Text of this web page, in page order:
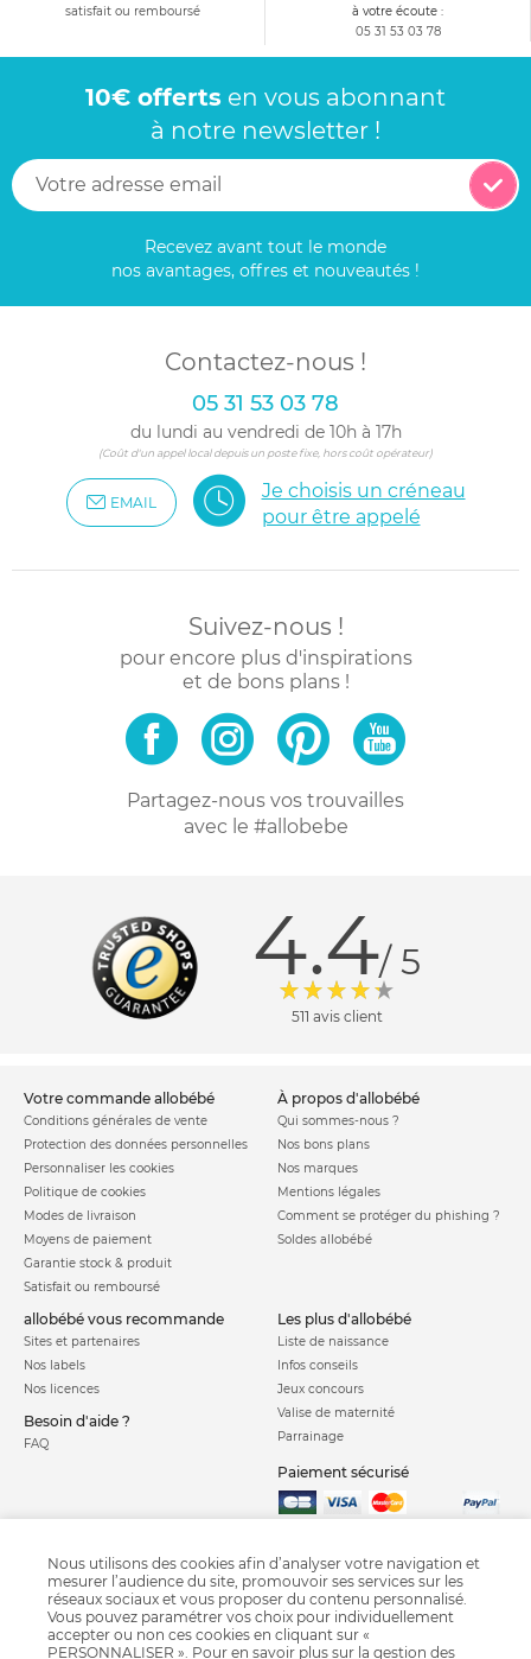
satisfait ou remboursé
à votre écoute :
05 31 53 03 78
10€ offerts en vous abonnant
à notre newsletter !
Recevez avant tout le monde
nos avantages, offres et nouveautés !
Contactez-nous !
05 31 53 03 78
du lundi au vendredi de 10h à 17h
(Coût d'un appel local depuis un poste fixe, hors coût opérateur)
EMAIL
Je choisis un créneau
pour être appelé
Suivez-nous !
pour encore plus d'inspirations
et de bons plans !
Partagez-nous vos trouvailles
avec le #allobebe
4.4/ 5
511 avis client
votre commande allobébé
Conditions générales de vente
Protection des données personnelles
Personnaliser les cookies
Politique de cookies
Modes de livraison
Moyens de paiement
Garantie stock & produit
Satisfait ou remboursé
à propos d'allobébé
Qui sommes-nous ?
Nos bons plans
Nos marques
Mentions légales
Comment se protéger du phishing ?
Soldes allobébé
allobébé vous recommande
Sites et partenaires
Nos labels
Nos licences
Besoin d'aide ?
FAQ
les plus d'allobébé
Liste de naissance
Infos conseils
Jeux concours
Valise de maternité
Parrainage
Paiement sécurisé
Nous utilisons des cookies afin d’analyser votre navigation et
mesurer l’audience du site, promouvoir ses services sur les
réseaux sociaux et vous proposer du contenu personnalisé.
Vous pouvez paramétrer vos choix pour individuellement
accepter ou non ces cookies en cliquant sur «
PERSONNALISER ». Pour en savoir plus sur la gestion des